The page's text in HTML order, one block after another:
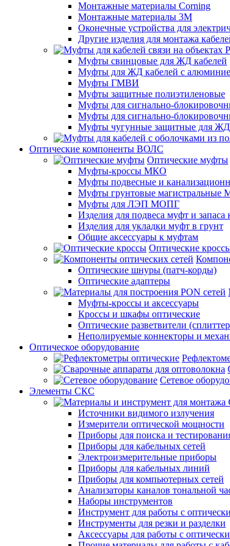
Монтажные материалы Corning
Монтажные материалы 3M
Оконечные устройства для
Другие изделия для монтажа
Муфты свинцовые для ЖД кабелей
Муфты для ЖД кабелей с
Муфты ГМВИ
Муфты защитные полиэтиленовые
Муфты для сигнально-
Муфты для сигнально-
Муфты чугунные защитные для ЖД
Оптические компоненты ВОЛС
Оптические муфты
Муфты-кроссы МКО
Муфты подвесные и
Муфты грунтовые
Муфты для ЛЭП МОПГ
Изделия для подвеса муфт и запаса
Изделия для укладки муфт в грунт
Общие аксессуары к муфтам
Оптические
Оптические шнуры (патч-корды)
Оптические адаптеры
Муфты-кроссы и аксессуары
Кроссы и шкафы оптические
Оптические разветвители
Неполируемые коннекторы и
Оптическое оборудование
Сетевое
Элементы СКС
Источники видимого излучения
Измерители оптической мощности
Приборы для поиска и
Приборы для кабельных сетей
Электроизмерительные приборы
Приборы для кабельных линий
Приборы для компьютерных сетей
Анализаторы каналов тональной
Наборы инструментов
Инструмент для работы с
Инструменты для резки и разделки
Аксессуары для работы с